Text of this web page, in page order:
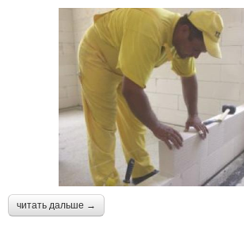
читать дальше →